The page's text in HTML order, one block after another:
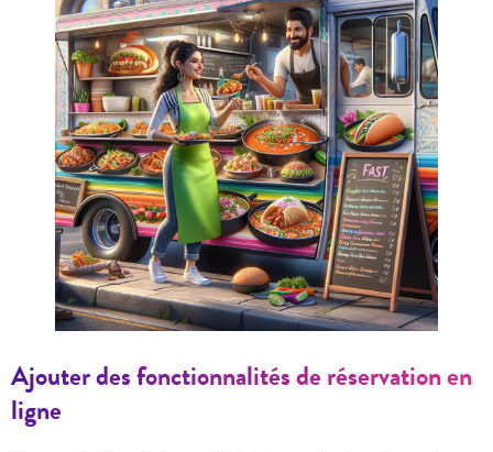
Ajouter des fonctionnalités de réservation en
ligne